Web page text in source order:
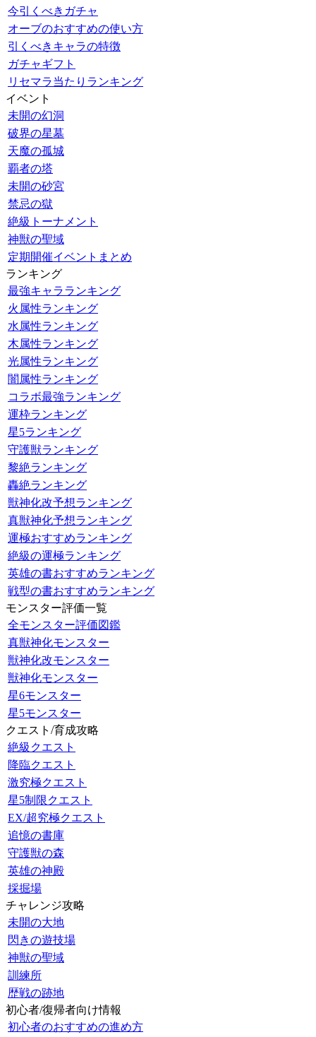
今引くべきガチャ
オーブのおすすめの使い方
引くべきキャラの特徴
ガチャギフト
リセマラ当たりランキング
イベント
未開の幻洞
破界の星墓
天魔の孤城
覇者の塔
未開の砂宮
禁忌の獄
絶級トーナメント
神獣の聖域
定期開催イベントまとめ
ランキング
最強キャラランキング
火属性ランキング
水属性ランキング
木属性ランキング
光属性ランキング
闇属性ランキング
コラボ最強ランキング
運枠ランキング
星5ランキング
守護獣ランキング
黎絶ランキング
轟絶ランキング
獣神化改予想ランキング
真獣神化予想ランキング
運極おすすめランキング
絶級の運極ランキング
英雄の書おすすめランキング
戦型の書おすすめランキング
モンスター評価一覧
全モンスター評価図鑑
真獣神化モンスター
獣神化改モンスター
獣神化モンスター
星6モンスター
星5モンスター
クエスト/育成攻略
絶級クエスト
降臨クエスト
激究極クエスト
星5制限クエスト
EX/超究極クエスト
追憶の書庫
守護獣の森
英雄の神殿
採掘場
チャレンジ攻略
未開の大地
閃きの遊技場
神獣の聖域
訓練所
歴戦の跡地
初心者/復帰者向け情報
初心者のおすすめの進め方